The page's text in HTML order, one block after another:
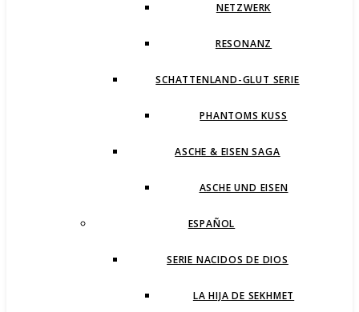
NETZWERK
RESONANZ
SCHATTENLAND-GLUT SERIE
PHANTOMS KUSS
ASCHE & EISEN SAGA
ASCHE UND EISEN
ESPAÑOL
SERIE NACIDOS DE DIOS
LA HIJA DE SEKHMET